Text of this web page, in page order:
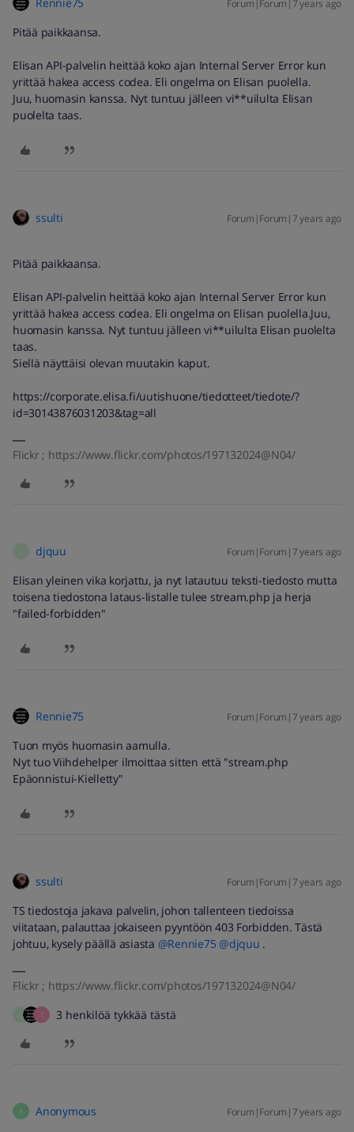
Forum|Forum|7 years ago
Pitää paikkaansa.
Elisan API-palvelin heittää koko ajan Internal Server Error kun
yrittää hakea access codea. Eli ongelma on Elisan puolella.
Juu, huomasin kanssa. Nyt tuntuu jälleen vi**uilulta Elisan
puolelta taas.
ssulti Forum|Forum|7 years ago
Pitää paikkaansa.
Elisan API-palvelin heittää koko ajan Internal Server Error kun
yrittää hakea access codea. Eli ongelma on Elisan puolella.Juu,
huomasin kanssa. Nyt tuntuu jälleen vi**uilulta Elisan puolelta
taas.
Siellä näyttäisi olevan muutakin kaput.
https://corporate.elisa.fi/uutishuone/tiedotteet/tiedote/?
id=30143876031203&tag=all
Flickr ; https://www.flickr.com/photos/197132024@N04/
djquu Forum|Forum|7 years ago
Elisan yleinen vika korjattu, ja nyt latautuu teksti-tiedosto mutta
toisena tiedostona lataus-listalle tulee stream.php ja herja
"failed-forbidden"
Rennie75 Forum|Forum|7 years ago
Tuon myös huomasin aamulla.
Nyt tuo Viihdehelper ilmoittaa sitten että "stream.php
Epäonnistui-Kielletty"
ssulti Forum|Forum|7 years ago
TS tiedostoja jakava palvelin, johon tallenteen tiedoissa
viitataan, palauttaa jokaiseen pyyntöön 403 Forbidden. Tästä
johtuu, kysely päällä asiasta @Rennie75 @djquu .
Flickr ; https://www.flickr.com/photos/197132024@N04/
D T 3 henkilöä tykkää tästä
A Anonymous Forum|Forum|7 years ago